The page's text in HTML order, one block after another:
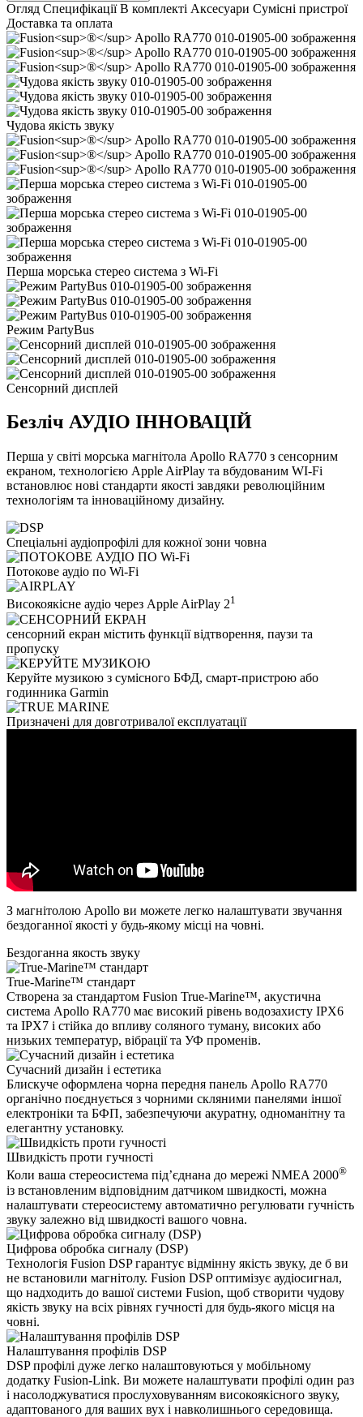
Огляд Специфікації В комплекті Аксесуари Сумісні пристрої
Доставка та оплата
Чудова якість звуку
Перша морська стерео система з Wi-Fi
Режим PartyBus
Сенсорний дисплей
Безліч АУДІО ІННОВАЦІЙ
Перша у світі морська магнітола Apollo RA770 з сенсорним
екраном, технологією Apple AirPlay та вбудованим WI-Fi
встановлює нові стандарти якості завдяки революційним
технологіям та інноваційному дизайну.
Спеціальні аудіопрофілі для кожної зони човна
Потокове аудіо по Wi-Fi
Високоякісне аудіо через Apple AirPlay 21
сенсорний екран містить функції відтворення, паузи та
пропуску
Керуйте музикою з сумісного БФД, смарт-пристрою або
годинника Garmin
Призначені для довготривалої експлуатації
З магнітолою Apollo ви можете легко налаштувати звучання
бездоганної якості у будь-якому місці на човні.
Бездоганна якость звуку
True-Marine™ стандарт
Створена за стандартом Fusion True-Marine™, акустична
система Apollo RA770 має високий рівень водозахисту IPX6
та IPX7 і стійка до впливу соляного туману, високих або
низьких температур, вібрації та УФ променів.
Сучасний дизайн і естетика
Блискуче оформлена чорна передня панель Apollo RA770
органічно поєднується з чорними скляними панелями іншої
електроніки та БФП, забезпечуючи акуратну, одноманітну та
елегантну установку.
Швидкість проти гучності
Коли ваша стереосистема під’єднана до мережі NMEA 2000®
із встановленим відповідним датчиком швидкості, можна
налаштувати стереосистему автоматично регулювати гучність
звуку залежно від швидкості вашого човна.
Цифрова обробка сигналу (DSP)
Технологія Fusion DSP гарантує відмінну якість звуку, де б ви
не встановили магнітолу. Fusion DSP оптимізує аудіосигнал,
що надходить до вашої системи Fusion, щоб створити чудову
якість звуку на всіх рівнях гучності для будь-якого місця на
човні.
Налаштування профілів DSP
DSP профілі дуже легко налаштовуються у мобільному
додатку Fusion-Link. Ви можете налаштувати профілі один раз
і насолоджуватися прослуховуванням високоякісного звуку,
адаптованого для ваших вух і навколишнього середовища.